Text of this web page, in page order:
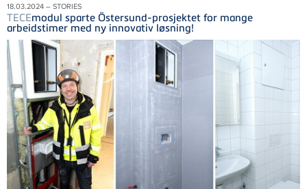
18.03.2024 – STORIES
TECEmodul sparte Östersund-prosjektet for mange
arbeidstimer med ny innovativ løsning!